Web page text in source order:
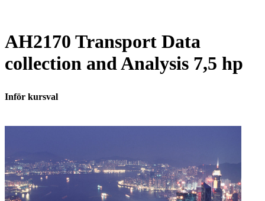
AH2170 Transport Data
collection and Analysis 7,5 hp
Inför kursval